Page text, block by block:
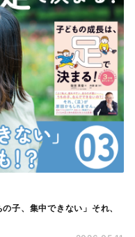
子、集中できない」それ、